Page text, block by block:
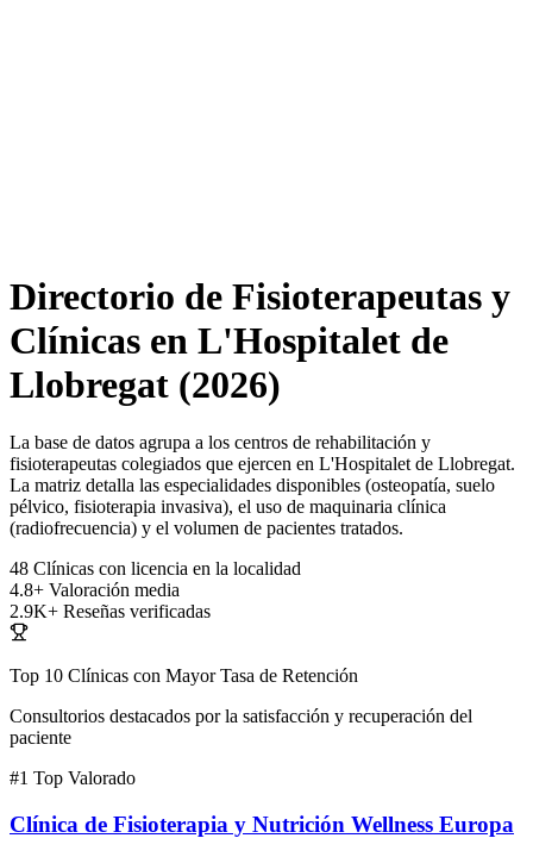
Directorio de Fisioterapeutas y
Clínicas en L'Hospitalet de
Llobregat (2026)
La base de datos agrupa a los centros de rehabilitación y
fisioterapeutas colegiados que ejercen en L'Hospitalet de Llobregat.
La matriz detalla las especialidades disponibles (osteopatía, suelo
pélvico, fisioterapia invasiva), el uso de maquinaria clínica
(radiofrecuencia) y el volumen de pacientes tratados.
48 Clínicas con licencia en la localidad
4.8+ Valoración media
2.9K+ Reseñas verificadas
Top 10 Clínicas con Mayor Tasa de Retención
Consultorios destacados por la satisfacción y recuperación del
paciente
#1 Top Valorado
Clínica de Fisioterapia y Nutrición Wellness Europa